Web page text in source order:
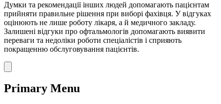
Думки та рекомендації інших людей допомагають пацієнтам
прийняти правильне рішення при виборі фахівця. У відгуках
оцінюють не лише роботу лікаря, а й медичного закладу.
Залишені відгуки про офтальмологів допомагають виявити
переваги та недоліки роботи спеціалістів і сприяють
покращенню обслуговування пацієнтів.
Primary Menu